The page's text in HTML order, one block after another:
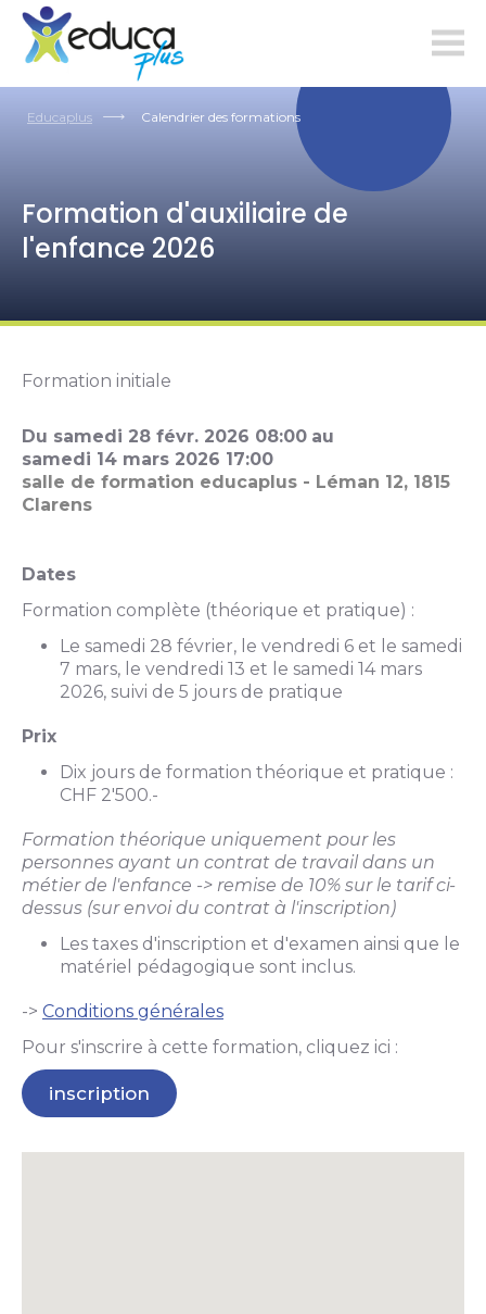
Educaplus Calendrier des formations
Formation d'auxiliaire de
l'enfance 2026
Formation initiale
Du samedi 28 févr. 2026 08:00 au
samedi 14 mars 2026 17:00
salle de formation educaplus - Léman 12, 1815
Clarens
Dates
Formation complète (théorique et pratique) :
Le samedi 28 février, le vendredi 6 et le samedi
7 mars, le vendredi 13 et le samedi 14 mars
2026, suivi de 5 jours de pratique
Prix
Dix jours de formation théorique et pratique :
CHF 2'500.-
Formation théorique uniquement pour les
personnes ayant un contrat de travail dans un
métier de l'enfance -> remise de 10% sur le tarif ci-
dessus (sur envoi du contrat à l'inscription)
Les taxes d'inscription et d'examen ainsi que le
matériel pédagogique sont inclus.
-> Conditions générales
Pour s'inscrire à cette formation, cliquez ici :
inscription